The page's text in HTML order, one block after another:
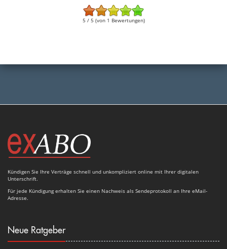
5 / 5 (von 1 Bewertungen)
Kündigen Sie Ihre Verträge schnell und unkompliziert online mit Ihrer digitalen
Unterschrift.
Für jede Kündigung erhalten Sie einen Nachweis als Sendeprotokoll an Ihre eMail-
Adresse.
Neue Ratgeber